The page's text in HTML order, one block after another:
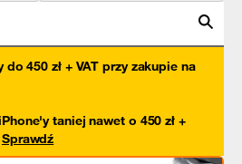
450 zł + VAT przy zakupie na
taniej nawet o 450 zł +
Sprawdź